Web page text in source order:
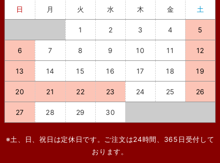
日
月 火 水 木 金 土
1 2 3 4 5
6 7 8 9 10 11 12
13 14 15 16 17 18 19
20 21 22 23 24 25 26
27 28 29 30
※土、日、祝日は定休日です。ご注文は24時間、365日受付して
おります。